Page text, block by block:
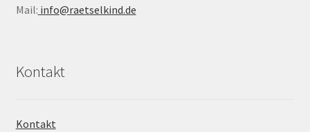
Mail: info@raetselkind.de
Kontakt
Kontakt